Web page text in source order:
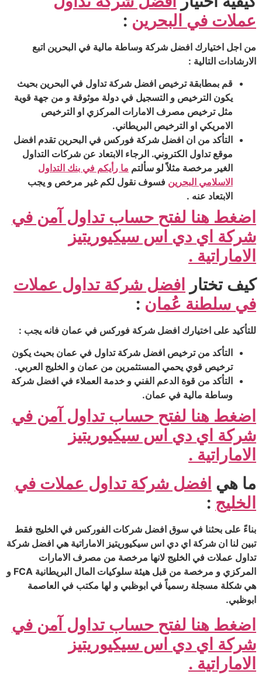
عملات في البحرين :
من اجل اختيارك افضل شركة وساطة مالية في البحرين اتبع
الارشادات التالية :
قم بمطابقة ترخيص افضل شركة تداول في البحرين بحيث
يكون الترخيص و التسجيل في دولة موثوقة و من جهة قوية
مثل ترخيص مصرف الامارات المركزي او الترخيص
الامريكي او الترخيص البريطاني.
التأكد من ان افضل شركة فوركس في البحرين تقدم افضل
موقع تداول الكتروني. الرجاء الابتعاد عن شركات التداول
الغير مرخصة مثلاً لو سألتم ما رأيكم في بنك التداول
الاسلامي البحرين فسوف نقول لكم غير مرخص و يجب
الابتعاد عنه .
اضغط هنا لفتح حساب تداول آمن في
شركة اي دي اس سيكيوريتيز
الاماراتية .
كيف تختار
افضل شركة تداول عملات
في سلطنة عُمان :
للتأكيد على اختيارك افضل شركة فوركس في عمان فانه يجب :
التأكد من ترخيص افضل شركة تداول في عمان بحيث يكون
ترخيص قوي يحمي المستثمرين من عمان و الخليج العربي.
التأكد من قوة الدعم الفني و خدمة العملاء في افضل شركة
وساطة مالية في عمان.
اضغط هنا لفتح حساب تداول آمن في
شركة اي دي اس سيكيوريتيز
الاماراتية .
ما هي افضل شركة تداول عملات في
الخليج :
بناءً على بحثنا في سوق افضل شركات الفوركس في الخليج فقط
تبين لنا ان شركة اي دي اس سيكيوريتيز الاماراتية هي افضل شركة
تداول عملات في الخليج لانها مرخصة من مصرف الامارات
المركزي و مرخصة من قبل هيئة سلوكيات المال البريطانية FCA و
هي شكلة مسجلة رسمياً في ابوظبي و لها مكتب في العاصمة
ابوظبي.
اضغط هنا لفتح حساب تداول آمن في
شركة اي دي اس سيكيوريتيز
الاماراتية .